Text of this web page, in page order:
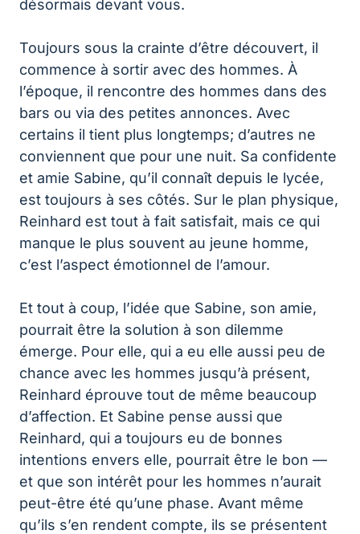
désormais devant vous.
Toujours sous la crainte d’être découvert, il
commence à sortir avec des hommes. À
l’époque, il rencontre des hommes dans des
bars ou via des petites annonces. Avec
certains il tient plus longtemps; d’autres ne
conviennent que pour une nuit. Sa confidente
et amie Sabine, qu’il connaît depuis le lycée,
est toujours à ses côtés. Sur le plan physique,
Reinhard est tout à fait satisfait, mais ce qui
manque le plus souvent au jeune homme,
c’est l’aspect émotionnel de l’amour.
Et tout à coup, l’idée que Sabine, son amie,
pourrait être la solution à son dilemme
émerge. Pour elle, qui a eu elle aussi peu de
chance avec les hommes jusqu’à présent,
Reinhard éprouve tout de même beaucoup
d’affection. Et Sabine pense aussi que
Reinhard, qui a toujours eu de bonnes
intentions envers elle, pourrait être le bon —
et que son intérêt pour les hommes n’aurait
peut-être été qu’une phase. Avant même
qu’ils s’en rendent compte, ils se présentent